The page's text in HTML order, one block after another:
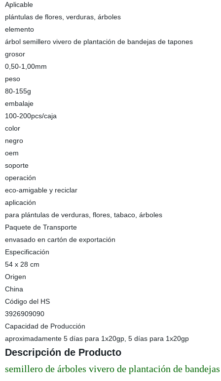
Aplicable
plántulas de flores, verduras, árboles
elemento
árbol semillero vivero de plantación de bandejas de tapones
grosor
0,50-1,00mm
peso
80-155g
embalaje
100-200pcs/caja
color
negro
oem
soporte
operación
eco-amigable y reciclar
aplicación
para plántulas de verduras, flores, tabaco, árboles
Paquete de Transporte
envasado en cartón de exportación
Especificación
54 x 28 cm
Origen
China
Código del HS
3926909090
Capacidad de Producción
aproximadamente 5 días para 1x20gp, 5 días para 1x20gp
Descripción de Producto
semillero de árboles vivero de plantación de